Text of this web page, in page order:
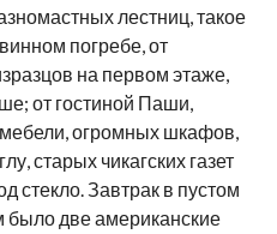
лестниц, такое
погребе, от
на первом этаже,
от гостиной Паши,
огромных шкафов,
старых чикагских газет
стекло. Завтрак в пустом
было две американские